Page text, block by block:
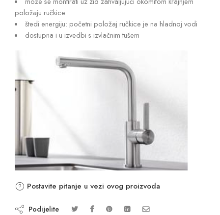
položaju ručkice
štedi energiju: početni položaj ručkice je na hladnoj vodi
dostupna i u izvedbi s izvlačnim tušem
Postavite pitanje u vezi ovog proizvoda
Podijelite